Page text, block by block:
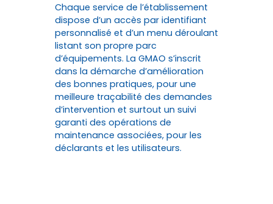
Chaque service de l’établissement
dispose d’un accès par identifiant
personnalisé et d’un menu déroulant
listant son propre parc
d’équipements. La GMAO s’inscrit
dans la démarche d’amélioration
des bonnes pratiques, pour une
meilleure traçabilité des demandes
d’intervention et surtout un suivi
garanti des opérations de
maintenance associées, pour les
déclarants et les utilisateurs.